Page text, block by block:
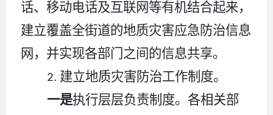
话、移动电话及互联网等有机结合起来，
建立覆盖全街道的地质灾害应急防治信息
网，并实现各部门 之间的信息共享。
2. 建立地质灾害防治工作制度。
一是执行层层负责制度。各相关部